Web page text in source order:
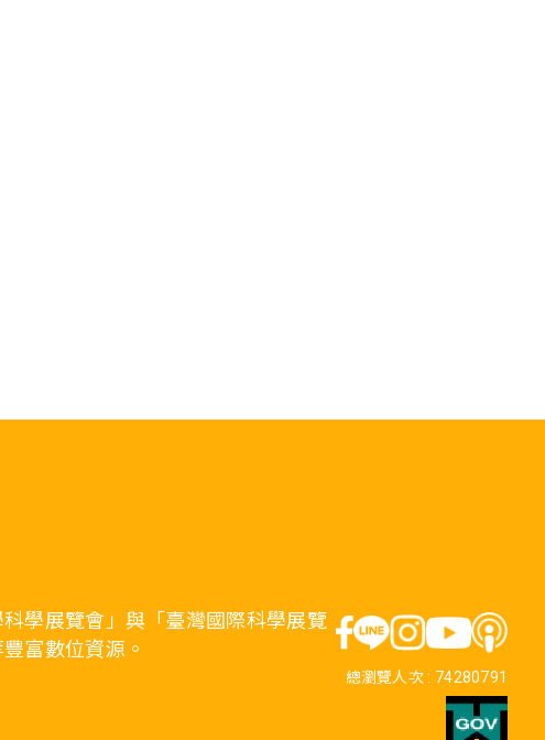
學展覽會」與「臺灣國際科學展覽
富數位資源。
總瀏覽人次 : 74280791